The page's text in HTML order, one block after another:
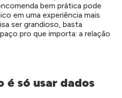
bem prática pode
em uma experiência mais
ser grandioso, basta
pro que importa: a relação
é só usar dados